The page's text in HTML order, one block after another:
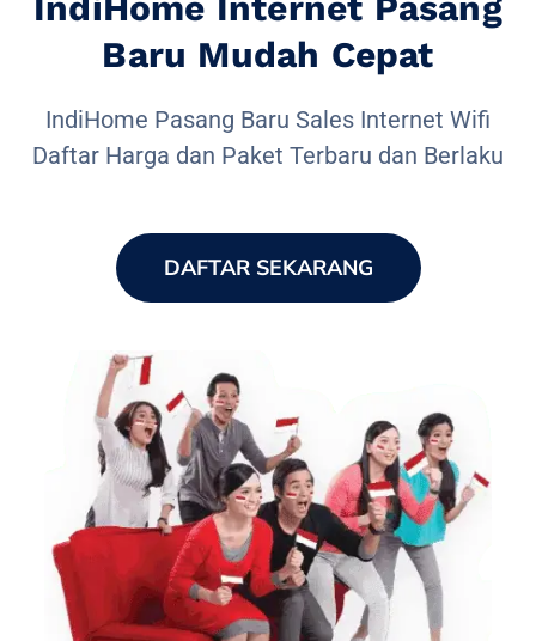
Baru Mudah Cepat
IndiHome Pasang Baru Sales Internet Wifi
Daftar Harga dan Paket Terbaru dan Berlaku
DAFTAR SEKARANG